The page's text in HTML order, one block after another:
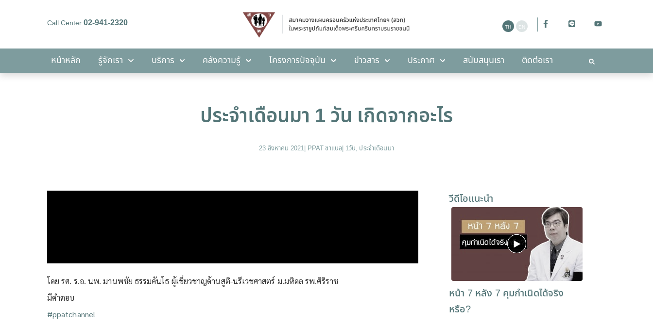
Call Center02-941-2320
หน้าหลัก รู้จักเรา บริการ คลังความรู้ โครงการปัจจุบัน ข่าวสาร ประกาศ สนับสนุนเรา ติดต่อเรา
คลังความรู้ โครงการปัจจุบัน สนับสนุนเรา
ประจำเดือนมา 1 วัน เกิดจากอะไร
23 สิงหาคม 2021| PPAT ชาแนล| 1วัน, ประจำเดือนมา
โดย รศ. ร.อ. นพ. มานพชัย ธรรมคันโธ ผู้เชี่ยวชาญด้านสูติ-นรีเวชศาสตร์ ม.มหิดล รพ.ศิริราช
มีคำตอบ
#ppatchannel​
วีดีโอแนะนำ
หน้า 7 หลัง 7 คุมกำเนิดได้จริง
หรือ?